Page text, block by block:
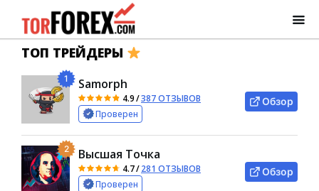
ТОП ТРЕЙДЕРЫ
1 Samorph
4.9/387 ОТЗЫВОВ
Проверен
Обзор
2 Высшая Точка
4.7/281 ОТЗЫВОВ
Проверен
Обзор